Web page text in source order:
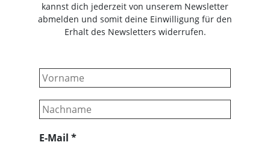
kannst dich jederzeit von unserem Newsletter
abmelden und somit deine Einwilligung für den
Erhalt des Newsletters widerrufen.
E-Mail *